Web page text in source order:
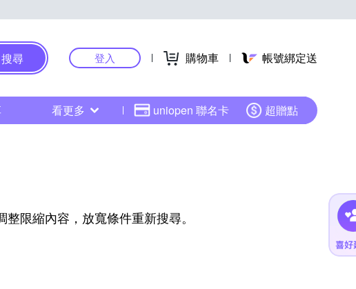
搜尋 登入 購物車 帳號綁定送
看更多 uniopen 聯名卡 超贈點
限縮內容，放寬條件重新搜尋。